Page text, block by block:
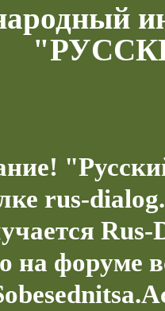
rus-
Rus-
на форуме